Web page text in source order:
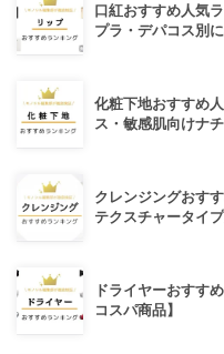
口紅おすすめ人気
プラ・デパコス別に
化粧下地おすすめ
ス・敏感肌向けナ
クレンジングおす
テクスチャータイ
ドライヤーおすす
コスパ商品】